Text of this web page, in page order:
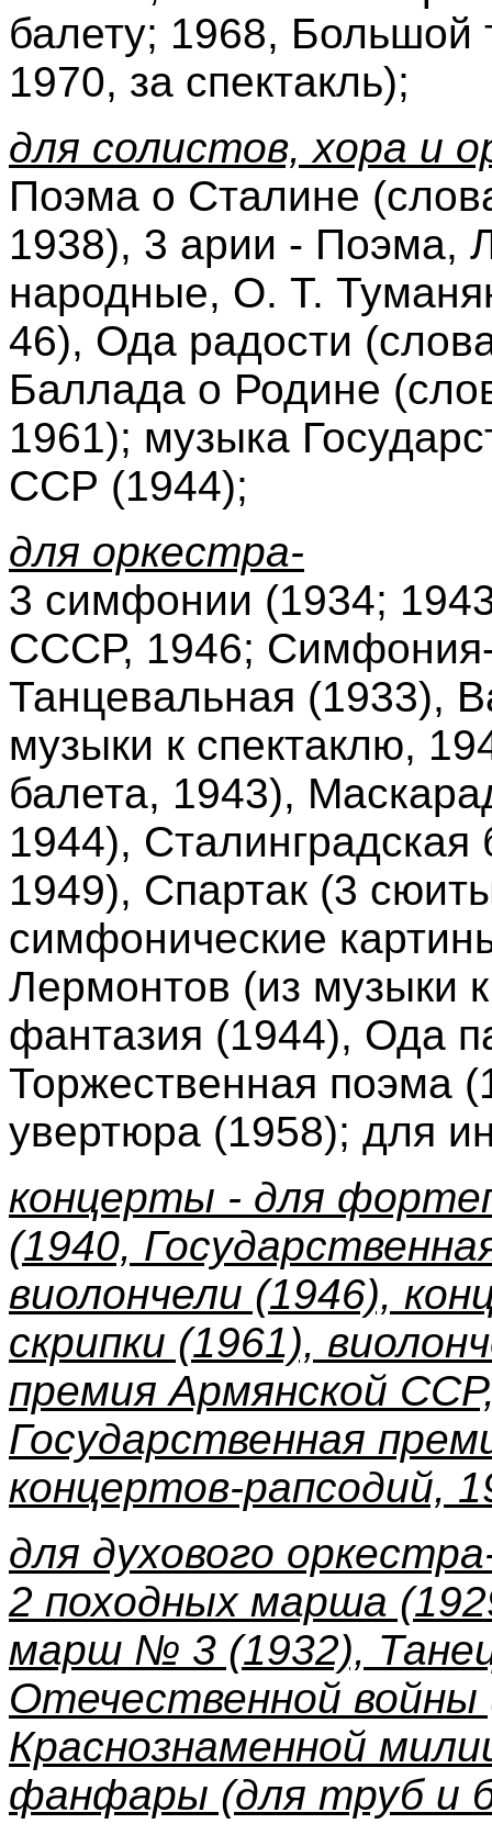
балету; 1968, Большой
1970, за спектакль);
для солистов, хора и
Поэма о Сталине
1938), 3 арии - Поэма,
народные, О. Т.
46), Ода радости
Баллада о Родине
1961); музыка
ССР (1944);
для оркестра-
3 симфонии (1934;
СССР, 1946;
Танцевальная (1933),
музыки к спектаклю,
балета, 1943),
1944),
1949), Спартак (3
симфонические
Лермонтов (из музыки
фантазия (1944), Ода
Торжественная поэма
увертюра (1958); для
концерты - для
(1940,
виолончели (1946),
скрипки (1961),
премия Армянской
Государственная
концертов-рапсодий,
для духового
2 походных марша
марш № 3 (1932),
Отечественной войны
Краснознаменной
фанфары (для труб и